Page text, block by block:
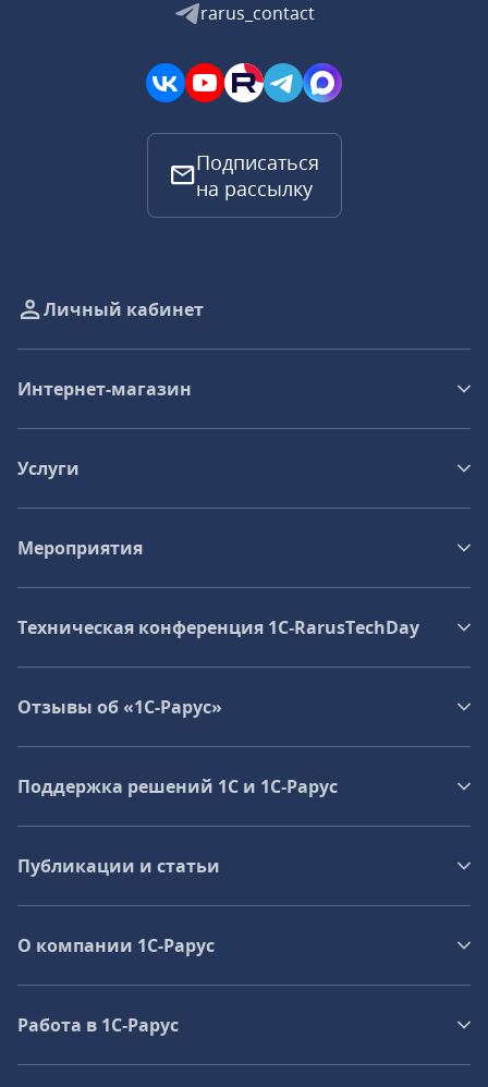
rarus_contact
Подписаться
на рассылку
Личный кабинет
Интернет-магазин
Услуги
Мероприятия
Техническая конференция 1C‑RarusTechDay
Отзывы об «1С-Рарус»
Поддержка решений 1С и 1С‑Рарус
Публикации и статьи
О компании 1C-Рарус
Работа в 1С‑Рарус